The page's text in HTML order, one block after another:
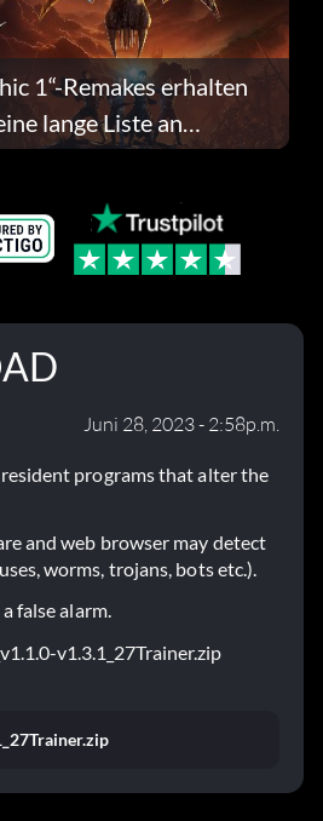
1“-Remakes erhalten
lange Liste an
Juni 28, 2023 - 2:58p.m.
programs that alter the
and web browser may detect
worms, trojans, bots etc.).
false alarm.
v1.3.1_27Trainer.zip